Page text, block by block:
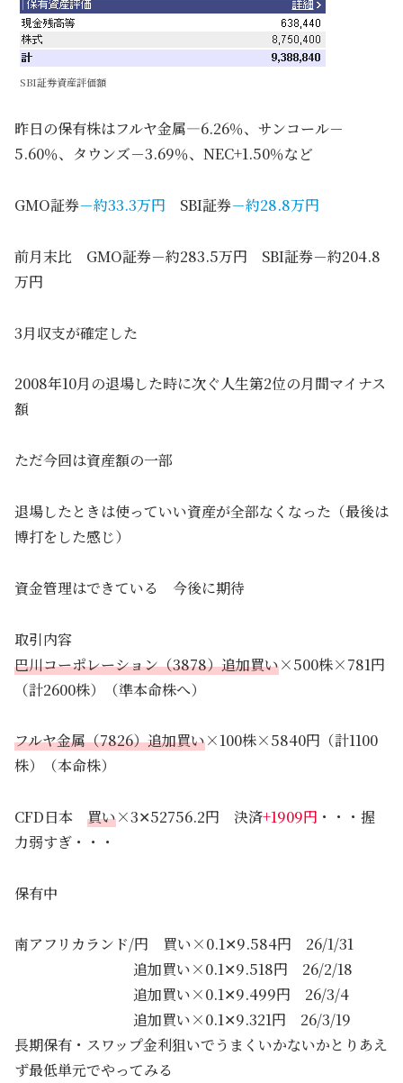
SBI証券資産評価額
昨日の保有株はフルヤ金属―6.26％、サンコール－
5.60％、タウンズ－3.69％、NEC+1.50％など
GMO証券－約33.3万円 SBI証券－約28.8万円
前月末比 GMO証券－約283.5万円 SBI証券－約204.8
万円
3月収支が確定した
2008年10月の退場した時に次ぐ人生第2位の月間マイナス
額
ただ今回は資産額の一部
退場したときは使っていい資産が全部なくなった（最後は
博打をした感じ）
資金管理はできている 今後に期待
取引内容
巴川コーポレーション（3878）追加買い×500株×781円
（計2600株）（準本命株へ）
フルヤ金属（7826）追加買い×100株×5840円（計1100
株）（本命株）
CFD日本 買い×3✕52756.2円 決済+1909円 ・・・握
力弱すぎ・・・
保有中
南アフリカランド/円 買い×0.1✕9.584円 26/1/31
追加買い×0.1✕9.518円 26/2/18
追加買い×0.1✕9.499円 26/3/4
追加買い×0.1✕9.321円 26/3/19
長期保有・スワップ金利狙いでうまくいかないかとりあえ
ず最低単元でやってみる